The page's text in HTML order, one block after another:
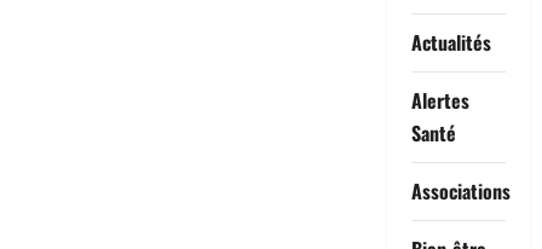
Actualités
Alertes
Santé
Associations